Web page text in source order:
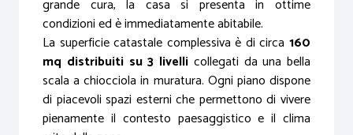
grande cura, la casa si presenta in ottime
condizioni ed è immediatamente abitabile.
La superficie catastale complessiva è di circa 160
mq distribuiti su 3 livelli collegati da una bella
scala a chiocciola in muratura. Ogni piano dispone
di piacevoli spazi esterni che permettono di vivere
pienamente il contesto paesaggistico e il clima